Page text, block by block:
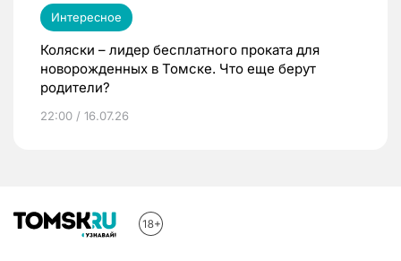
Интересное
Коляски – лидер бесплатного проката для
новорожденных в Томске. Что еще берут
родители?
22:00 / 16.07.26